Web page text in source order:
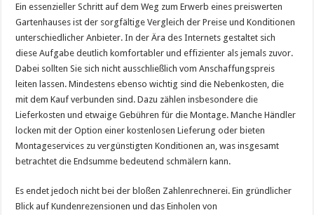
Ein essenzieller Schritt auf dem Weg zum Erwerb eines preiswerten
Gartenhauses ist der sorgfältige Vergleich der Preise und Konditionen
unterschiedlicher Anbieter. In der Ära des Internets gestaltet sich
diese Aufgabe deutlich komfortabler und effizienter als jemals zuvor.
Dabei sollten Sie sich nicht ausschließlich vom Anschaffungspreis
leiten lassen. Mindestens ebenso wichtig sind die Nebenkosten, die
mit dem Kauf verbunden sind. Dazu zählen insbesondere die
Lieferkosten und etwaige Gebühren für die Montage. Manche Händler
locken mit der Option einer kostenlosen Lieferung oder bieten
Montageservices zu vergünstigten Konditionen an, was insgesamt
betrachtet die Endsumme bedeutend schmälern kann.
Es endet jedoch nicht bei der bloßen Zahlenrechnerei. Ein gründlicher
Blick auf Kundenrezensionen und das Einholen von